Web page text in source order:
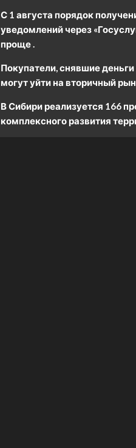
С 1 августа порядок
уведомлений через
проще .
Покупатели, снявшие деньги
могут уйти на вторичный
В Сибири реализуется 166
комплексного развития